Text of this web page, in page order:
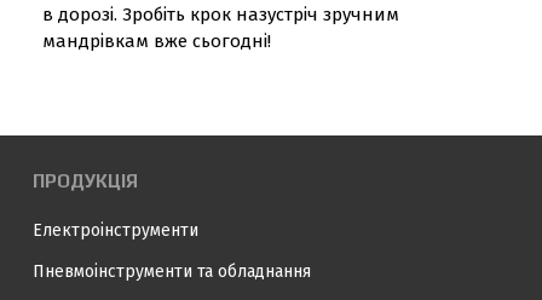
в дорозі. Зробіть крок назустріч зручним
мандрівкам вже сьогодні!
ПРОДУКЦІЯ
Електроінструменти
Пневмоінструменти та обладнання